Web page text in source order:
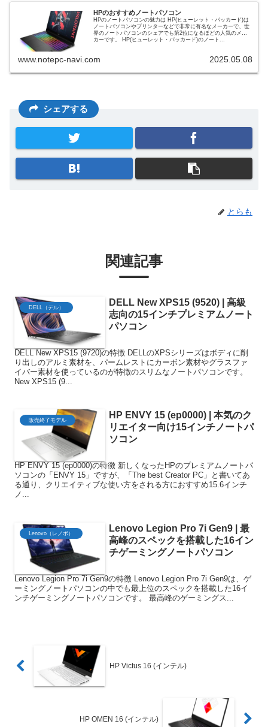
HPのおすすめノートパソコン
HPのノートパソコンの魅力は HP(ヒューレット・パッカード)は
ノートパソコンやプリンターなどで非常に有名なメーカーで、世
界のノートパソコンのシェアでも第2位になるほどの人気のメー
カーです。 HP(ヒューレット・パッカード)のノート...
www.notepc-navi.com 2025.05.08
シェアする
とらも
関連記事
DELL（デル）
DELL New XPS15 (9520) | 高級
志向の15インチプレミアムノート
パソコン
DELL New XPS15 (9720)の特徴 DELLのXPSシリーズはボディに削
り出しのアルミ素材を、パームレストにカーボン素材やグラスファ
イバー素材を使っているのが特徴のスリムなノートパソコンです。
New XPS15 (9...
販売終了モデル
HP ENVY 15 (ep0000) | 本気のク
リエイター向け15インチノートパ
ソコン
HP ENVY 15 (ep0000)の特徴 新しくなったHPのプレミアムノートパ
ソコンの「ENVY 15」ですが、「The best Creator PC」と書いてあ
る通り、クリエイティブな使い方をされる方におすすめ15.6インチ
ノ...
Lenovo（レノボ）
Lenovo Legion Pro 7i Gen9 | 最
高峰のスペックを搭載した16イン
チゲーミングノートパソコン
Lenovo Legion Pro 7i Gen9の特徴 Lenovo Legion Pro 7i Gen9は、ゲ
ーミングノートパソコンの中でも最上位のスペックを搭載した16イ
ンチゲーミングノートパソコンです。 最高峰のゲーミングス...
HP Victus 16 (インテル)
HP OMEN 16 (インテル)